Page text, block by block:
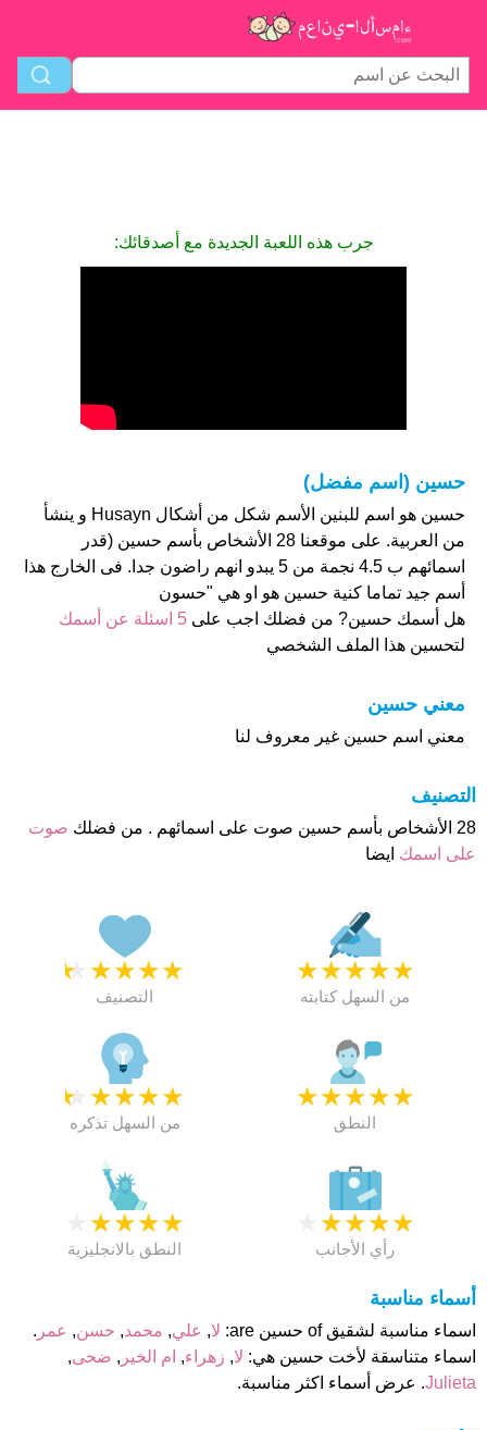
جرب هذه اللعبة الجديدة مع أصدقائك:
حسين (اسم مفضل)
حسين هو اسم للبنين الأسم شكل من أشكال Husayn و ينشأ
من العربية. على موقعنا 28 الأشخاص بأسم حسين (قدر
اسمائهم ب 4.5 نجمة من 5 يبدو انهم راضون جدا. فى الخارج هذا
أسم جيد تماما كنية حسين هو او هي "حسون
هل أسمك حسين? من فضلك اجب على 5 اسئلة عن أسمك
لتحسين هذا الملف الشخصي
معني حسين
معني اسم حسين غير معروف لنا
التصنيف
28 الأشخاص بأسم حسين صوت على اسمائهم . من فضلك
صوت
على اسمك ايضا
★
★
★
★
★
التصنيف
★
★
★
★
★
من السهل كتابته
★
★
★
★
★
من السهل تذكره
★
★
★
★
★
النطق
★
★
★
★
النطق بالانجليزية
★
★
★
★
رأي الأجانب
أسماء مناسبة
اسماء مناسبة لشقيق of حسين are: لا, علي, محمد, حسن, عمر .
اسماء متناسقة لأخت حسين هي: لا, زهراء, ام الخير , ضحى,
Julieta. عرض أسماء اكثر مناسبة.